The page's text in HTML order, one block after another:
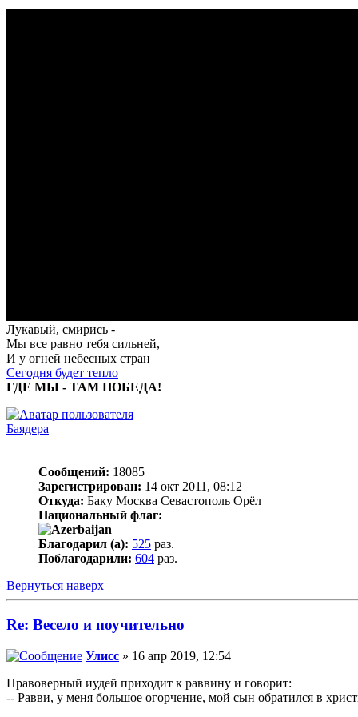
Лукавый, смирись -
Мы все равно тебя сильней,
И у огней небесных стран
Сегодня будет тепло
ГДЕ МЫ - ТАМ ПОБЕДА!
Баядера
Сообщений: 18085
Зарегистрирован: 14 окт 2011, 08:12
Откуда: Баку Москва Севастополь Орёл
Национальный флаг:
Благодарил (а): 525 раз.
Поблагодарили: 604 раз.
Вернуться наверх
Re: Весело и поучительно
Улисс » 16 апр 2019, 12:54
Правоверный иудей приходит к раввину и говорит:
-- Равви, у меня большое огорчение, мой сын обратился в